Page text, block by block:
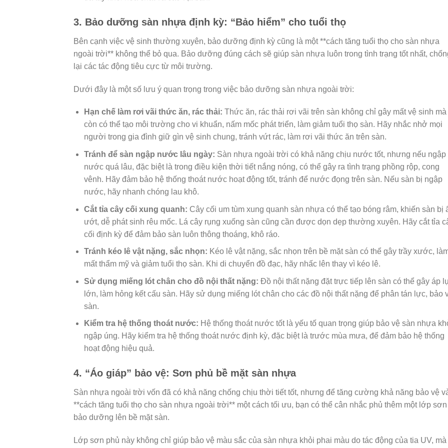
3. Bảo dưỡng sàn nhựa định kỳ: “Bảo hiểm” cho tuổi thọ
Bên cạnh việc vệ sinh thường xuyên, bảo dưỡng định kỳ cũng là một **cách tăng tuổi thọ cho sàn nhựa
ngoài trời** không thể bỏ qua. Bảo dưỡng đúng cách sẽ giúp sàn nhựa luôn trong tình trạng tốt nhất,
lại các tác động tiêu cực từ môi trường.
Dưới đây là một số lưu ý quan trọng trong việc bảo dưỡng sàn nhựa ngoài trời:
Hạn chế làm rơi vãi thức ăn, rác thải: Thức ăn, rác thải rơi vãi trên sàn không chỉ gây mất vệ sinh mà
còn có thể tạo môi trường cho vi khuẩn, nấm mốc phát triển, làm giảm tuổi thọ sàn. Hãy nhắc nhở mọi
người trong gia đình giữ gìn vệ sinh chung, tránh vứt rác, làm rơi vãi thức ăn trên sàn.
Tránh để sàn ngập nước lâu ngày: Sàn nhựa ngoài trời có khả năng chịu nước tốt, nhưng nếu ngập
nước quá lâu, đặc biệt là trong điều kiện thời tiết nắng nóng, có thể gây ra tình trạng phồng rộp, cong
vênh. Hãy đảm bảo hệ thống thoát nước hoạt động tốt, tránh để nước đọng trên sàn. Nếu sàn bị ngập
nước, hãy nhanh chóng lau khô.
Cắt tỉa cây cối xung quanh: Cây cối um tùm xung quanh sàn nhựa có thể tạo bóng râm, khiến sàn bị
ướt, dễ phát sinh rêu mốc. Lá cây rụng xuống sàn cũng cần được dọn dẹp thường xuyên. Hãy cắt tỉa
cối định kỳ để đảm bảo sàn luôn thông thoáng, khô ráo.
Tránh kéo lê vật nặng, sắc nhọn: Kéo lê vật nặng, sắc nhọn trên bề mặt sàn có thể gây trầy xước,
mất thẩm mỹ và giảm tuổi thọ sàn. Khi di chuyển đồ đạc, hãy nhấc lên thay vì kéo lê.
Sử dụng miếng lót chân cho đồ nội thất nặng: Đồ nội thất nặng đặt trực tiếp lên sàn có thể gây áp
lớn, làm hỏng kết cấu sàn. Hãy sử dụng miếng lót chân cho các đồ nội thất nặng để phân tán lực, bảo
sàn.
Kiểm tra hệ thống thoát nước: Hệ thống thoát nước tốt là yếu tố quan trọng giúp bảo vệ sàn nhựa
ngập úng. Hãy kiểm tra hệ thống thoát nước định kỳ, đặc biệt là trước mùa mưa, để đảm bảo hệ thống
hoạt động hiệu quả.
4. “Áo giáp” bảo vệ: Sơn phủ bề mặt sàn nhựa
Sàn nhựa ngoài trời vốn đã có khả năng chống chịu thời tiết tốt, nhưng để tăng cường khả năng bảo vệ
**cách tăng tuổi thọ cho sàn nhựa ngoài trời** một cách tối ưu, bạn có thể cân nhắc phủ thêm một lớp sơn
bảo dưỡng lên bề mặt sàn.
Lớp sơn phủ này không chỉ giúp bảo vệ màu sắc của sàn nhựa khỏi phai màu do tác động của tia UV, mà